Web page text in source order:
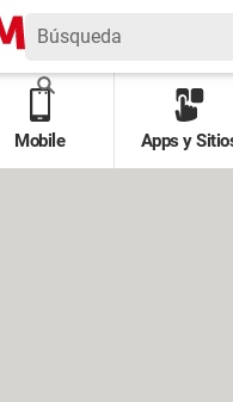
Mobile Apps y